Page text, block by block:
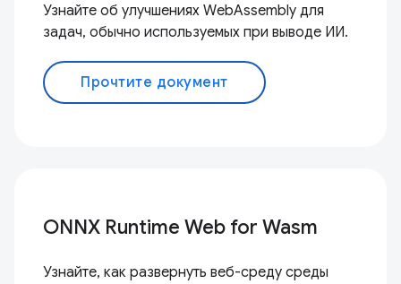
Узнайте об улучшениях WebAssembly для
задач, обычно используемых при выводе ИИ.
Прочтите документ
ONNX Runtime Web for Wasm
Узнайте, как развернуть веб-среду среды